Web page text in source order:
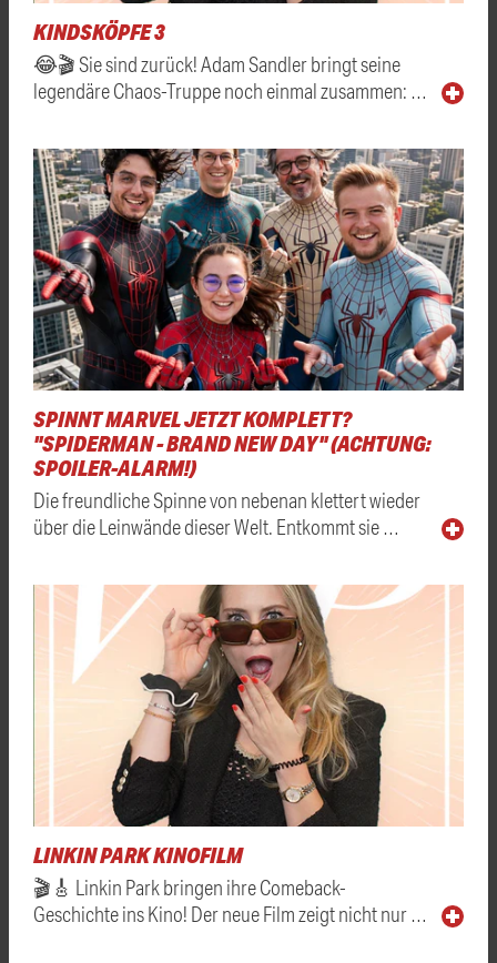
KINDSKÖPFE 3
😂🎬 Sie sind zurück! Adam Sandler bringt seine
legendäre Chaos-Truppe noch einmal zusammen: …
SPINNT MARVEL JETZT KOMPLETT?
"SPIDERMAN - BRAND NEW DAY" (ACHTUNG:
SPOILER-ALARM!)
Die freundliche Spinne von nebenan klettert wieder
über die Leinwände dieser Welt. Entkommt sie …
LINKIN PARK KINOFILM
🎬🎸 Linkin Park bringen ihre Comeback-
Geschichte ins Kino! Der neue Film zeigt nicht nur …